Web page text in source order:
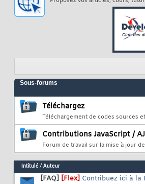
Sous-forums
Téléchargez
Téléchargement de codes sources
Contributions JavaScript /
Forum de travail sur la mise à jour
Intitulé/ Auteur
[FAQ] [Flex] Contribuez ici à la